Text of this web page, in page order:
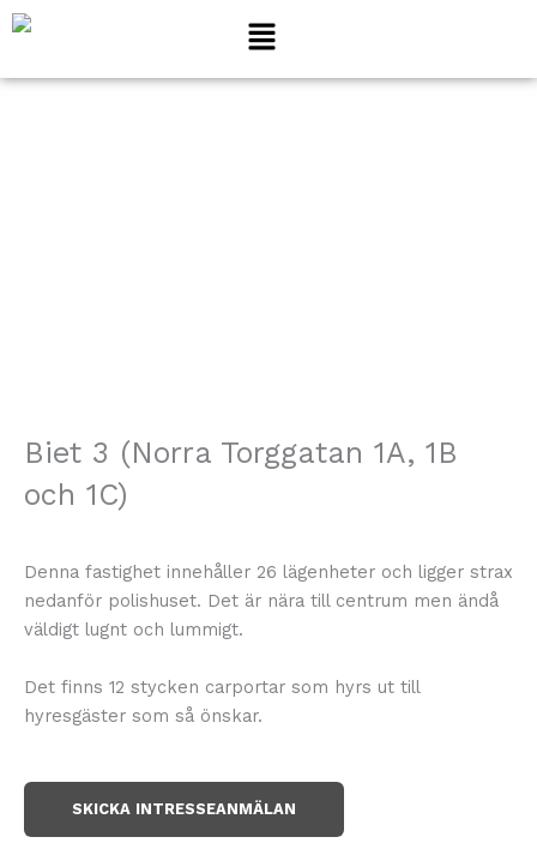
Hoppa
Biet 3 (Norra Torggatan 1A, 1B
och 1C)
Denna fastighet innehåller 26 lägenheter och ligger strax
nedanför polishuset. Det är nära till centrum men ändå
väldigt lugnt och lummigt.
Det finns 12 stycken carportar som hyrs ut till
hyresgäster som så önskar.
SKICKA INTRESSEANMÄLAN